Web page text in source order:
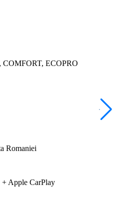
COMFORT, ECOPRO
Romaniei
+ Apple CarPlay